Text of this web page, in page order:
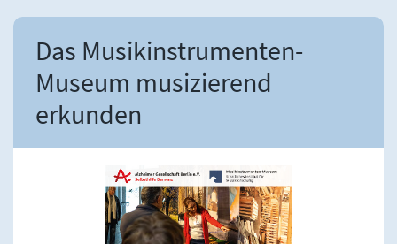
Das Musikinstrumenten-
Museum musizierend
erkunden